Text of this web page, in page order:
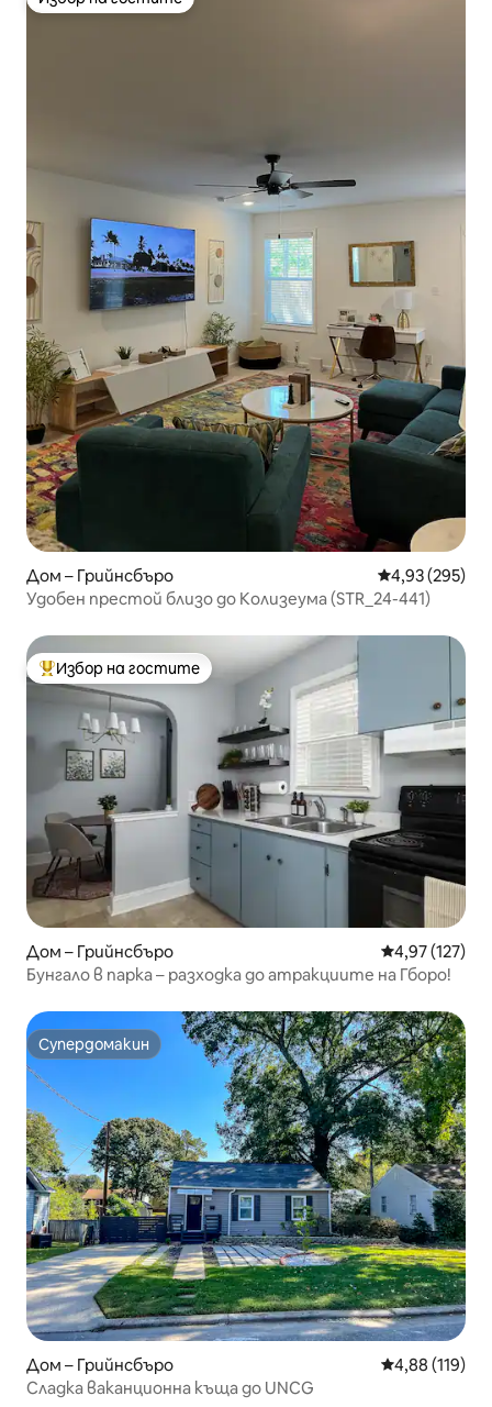
Избор на гостите
Дом – Грийнсбъро Средна
4,93 (295)
Удобен престой близо до Колизеума (STR_24-441)
Най-популярен избор на гостите
Избор на гостите
Дом – Грийнсбъро Средна
4,97 (127)
Бунгало в парка – разходка до атракциите на Гборо!
Супердомакин
Супердомакин
Дом – Грийнсбъро Средна
4,88 (119)
Сладка ваканционна къща до UNCG